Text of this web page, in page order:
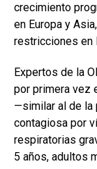
crecimiento
en Europa y
restricciones en
Expertos de la
por primera vez
—similar al de la
contagiosa por
respiratorias
5 años, adultos